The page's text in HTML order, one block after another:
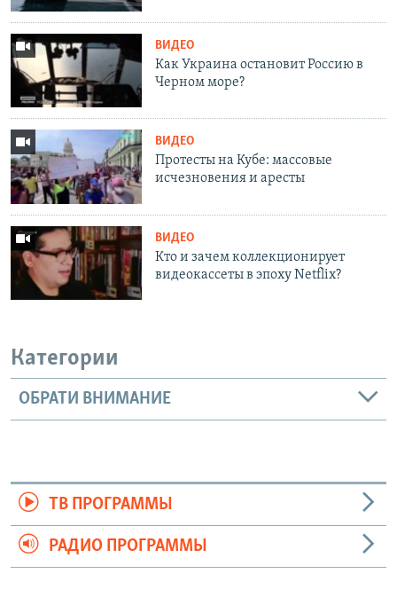
ВИДЕО
Как Украина остановит Россию в
Черном море?
ВИДЕО
Протесты на Кубе: массовые
исчезновения и аресты
ВИДЕО
Кто и зачем коллекционирует
видеокассеты в эпоху Netflix?
Категории
ОБРАТИ ВНИМАНИЕ
ТВ ПРОГРАММЫ
РАДИО ПРОГРАММЫ